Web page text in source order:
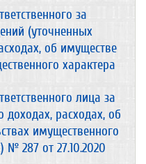
за
(уточненных
об имуществе
характера
лица за
расходах, об
имущественного
№ 287 от 27.10.2020